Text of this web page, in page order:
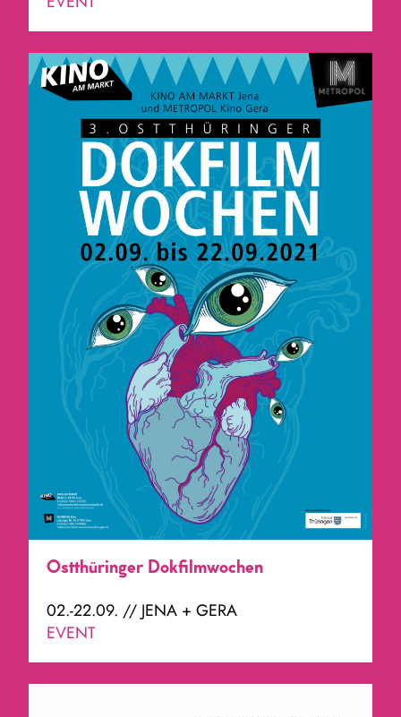
Ostthüringer Dokfilmwochen
02.-22.09. // JENA + GERA
EVENT